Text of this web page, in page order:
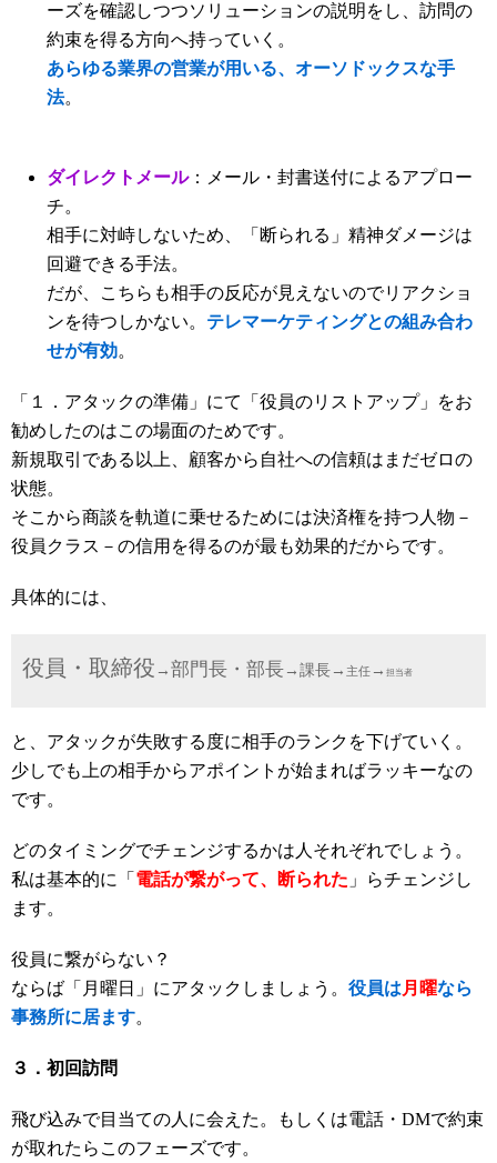
ーズを確認しつつソリューションの説明をし、訪問の
約束を得る方向へ持っていく。
あらゆる業界の営業が用いる、オーソドックスな手
法。
ダイレクトメール：メール・封書送付によるアプロー
チ。
相手に対峙しないため、「断られる」精神ダメージは
回避できる手法。
だが、こちらも相手の反応が見えないのでリアクショ
ンを待つしかない。 テレマーケティングとの組み合わ
せが有効。
「１．アタックの準備」にて「役員のリストアップ」をお
勧めしたのはこの場面のためです。
新規取引である以上、顧客から自社への信頼はまだゼロの
状態。
そこから商談を軌道に乗せるためには決済権を持つ人物－
役員クラス－の信用を得るのが最も効果的だからです。
具体的には、
役員・取締役 → 部門長・部長 →課長→ 主任 → 担当者
と、アタックが失敗する度に相手のランクを下げていく。
少しでも上の相手からアポイントが始まればラッキーなの
です。
どのタイミングでチェンジするかは人それぞれでしょう。
私は基本的に「 電話が繋がって、断られた 」らチェンジし
ます。
役員に繋がらない？
ならば「月曜日」にアタックしましょう。 役員は 月曜なら
事務所に居ます。
３．初回訪問
飛び込みで目当ての人に会えた。もしくは電話・DMで約束
が取れたらこのフェーズです。